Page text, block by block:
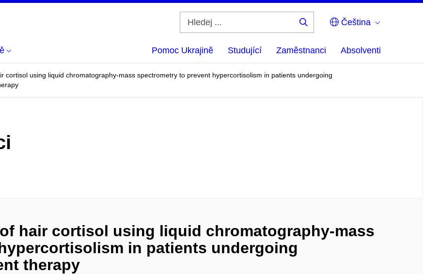
Čeština
Pomoc Ukrajině Studující Zaměstnanci Absolventi
cortisol using liquid chromatography-mass spectrometry to prevent hypercortisolism in patients undergoing
hair cortisol using liquid chromatography-mass
in patients undergoing
therapy